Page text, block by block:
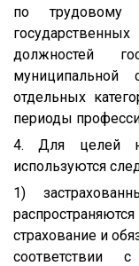
по трудовому
должностей
отдельных
периоды
4. Для целей
используются
1)
страхование и
соответствии